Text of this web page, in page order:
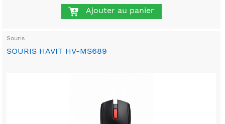
Ajouter au panier
Souris
SOURIS HAVIT HV-MS689